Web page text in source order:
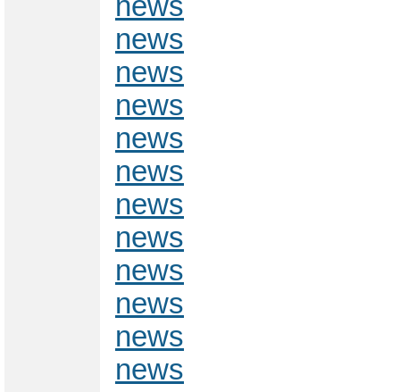
news
news
news
news
news
news
news
news
news
news
news